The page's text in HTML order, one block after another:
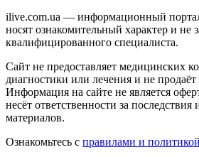
ilive.com.ua — информационный
носят ознакомительный характер и не
квалифицированного специалиста.
Сайт не предоставляет медицинских
диагностики или лечения и не
Информация на сайте не является
несёт ответственности за последствия
материалов.
Ознакомьтесь с правилами и